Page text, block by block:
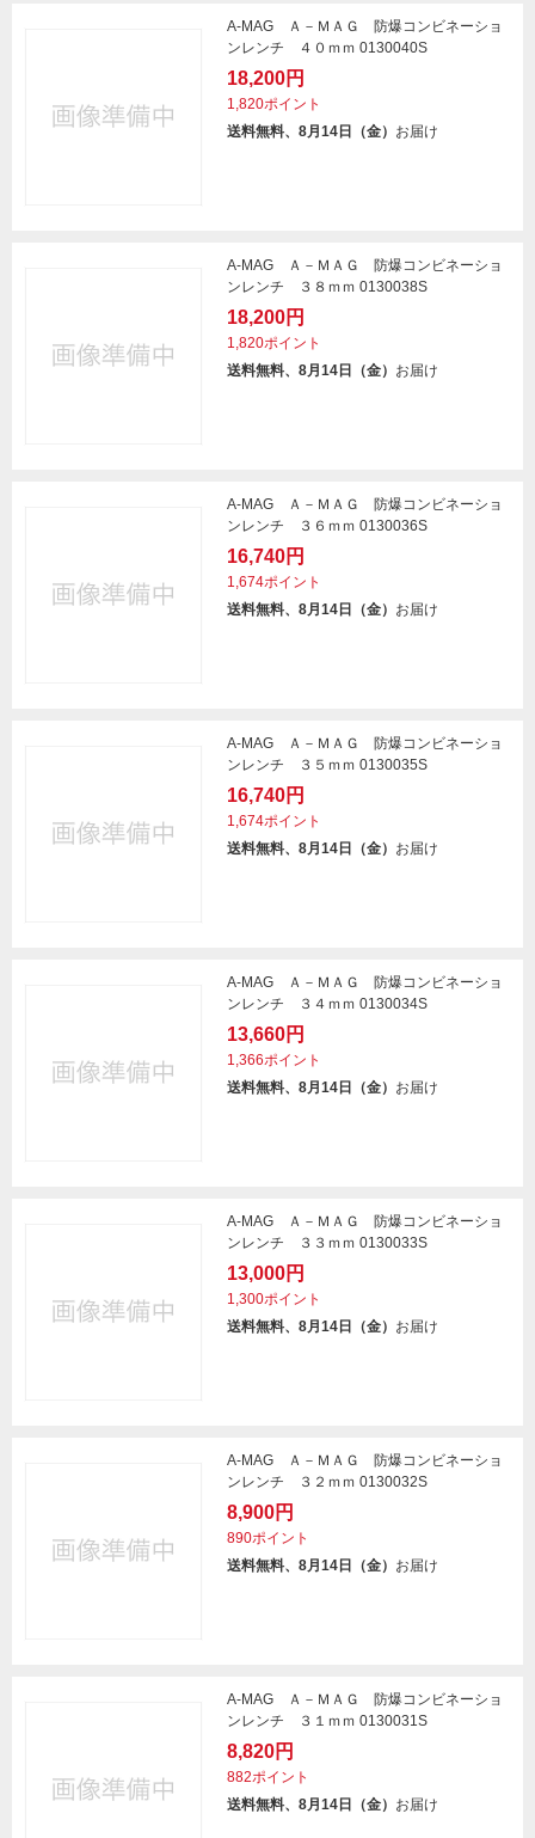
A-MAG Ａ－ＭＡＧ 防爆コンビネーショ
ンレンチ ４０ｍｍ 0130040S
18,200円
1,820ポイント
送料無料、8月14日（金） お届け
A-MAG Ａ－ＭＡＧ 防爆コンビネーショ
ンレンチ ３８ｍｍ 0130038S
18,200円
1,820ポイント
送料無料、8月14日（金） お届け
A-MAG Ａ－ＭＡＧ 防爆コンビネーショ
ンレンチ ３６ｍｍ 0130036S
16,740円
1,674ポイント
送料無料、8月14日（金） お届け
A-MAG Ａ－ＭＡＧ 防爆コンビネーショ
ンレンチ ３５ｍｍ 0130035S
16,740円
1,674ポイント
送料無料、8月14日（金） お届け
A-MAG Ａ－ＭＡＧ 防爆コンビネーショ
ンレンチ ３４ｍｍ 0130034S
13,660円
1,366ポイント
送料無料、8月14日（金） お届け
A-MAG Ａ－ＭＡＧ 防爆コンビネーショ
ンレンチ ３３ｍｍ 0130033S
13,000円
1,300ポイント
送料無料、8月14日（金） お届け
A-MAG Ａ－ＭＡＧ 防爆コンビネーショ
ンレンチ ３２ｍｍ 0130032S
8,900円
890ポイント
送料無料、8月14日（金） お届け
A-MAG Ａ－ＭＡＧ 防爆コンビネーショ
ンレンチ ３１ｍｍ 0130031S
8,820円
882ポイント
送料無料、8月14日（金） お届け